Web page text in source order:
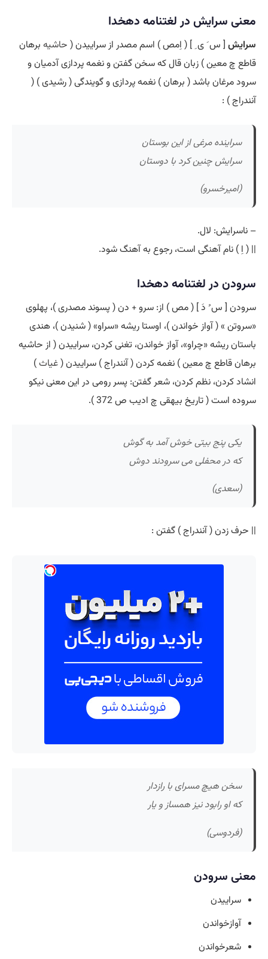
معنی سرایش در لغتنامه دهخدا
سرایش [ س َ ی ِ ] ( اِمص ) اسم مصدر از سراییدن ( حاشیه برهان
قاطع چ معین ) زبان قال که سخن گفتن و نغمه پردازی آدمیان و
سرود مرغان باشد ( برهان ) نغمه پردازی و گویندگی ( رشیدی ) (
آنندراج ) :
سراینده مرغی از این بوستان
سرایش چنین کرد با دوستان
(امیرخسرو)
– ناسرایش: لال.
|| ( اِ ) نام آهنگی است، رجوع به آهنگ شود.
سرودن در لغتنامه دهخدا
سرودن [ س ُ دَ ] ( مص ) از: سرو + دن ( پسوند مصدری )، پهلوی
«سروتن » ( آواز خواندن )، اوستا ریشه «سراو» ( شنیدن )، هندی
باستان ریشه «چراو»، آواز خواندن، تغنی کردن، سراییدن ( از حاشیه
برهان قاطع چ معین ) نغمه کردن ( آنندراج ) سراییدن (غیاث)
انشاد کردن، نظم کردن، شعر گفتن: پسر رومی در این معنی نیکو
سروده است ( تاریخ بیهقی چ ادیب ص 372 ).
یکی پنج بیتی خوش آمد به گوش
که در محفلی می سرودند دوش
(سعدی)
|| حرف زدن ( آنندراج ) گفتن :
سخن هیچ مسرای با رازدار
که او رابود نیز همساز و یار
(فردوسی)
معنی سرودن
سراییدن
آوازخواندن
شعرخواندن